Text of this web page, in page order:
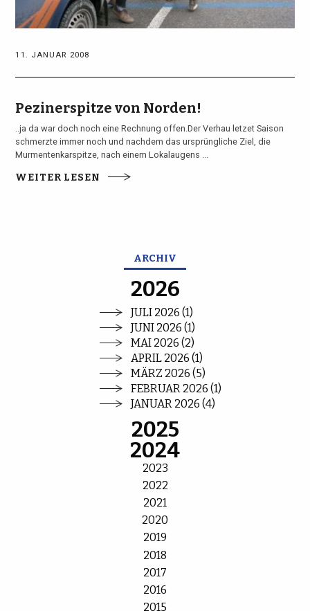
11. JANUAR 2008
Pezinerspitze von Norden!
..ja da war doch noch eine Rechnung offen.Der Verhau letzet Saison
schmerzte immer noch und nachdem das ursprüngliche Ziel, die
Murmentenkarspitze, nach einem Lokalaugens ...
WEITER LESEN
ARCHIV
2026
JULI 2026 (1)
JUNI 2026 (1)
MAI 2026 (2)
APRIL 2026 (1)
MÄRZ 2026 (5)
FEBRUAR 2026 (1)
JANUAR 2026 (4)
2025
2024
2023
2022
2021
2020
2019
2018
2017
2016
2015